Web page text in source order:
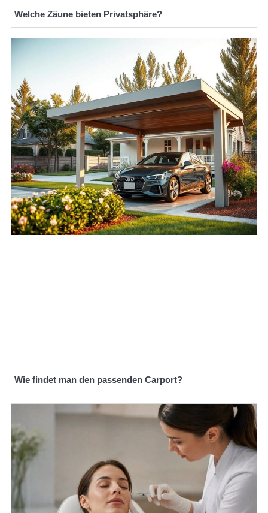
Welche Zäune bieten Privatsphäre?
Wie findet man den passenden Carport?